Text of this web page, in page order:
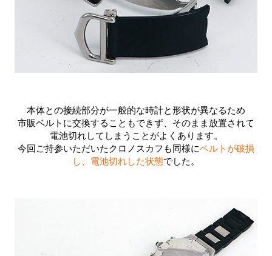
本体との接続部分が一般的な時計と形状が異なるため
市販ベルトに交換することもできず、そのまま放置されて
電池切れしてしまうことがよくあります。
今回ご持参いただいたクロノスカフも同様にベルトが破損
し、電池切れした状態でした。